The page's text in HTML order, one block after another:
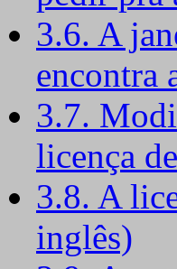
3.6. A
encontra
3.7.
licença
3.8. A
inglês)